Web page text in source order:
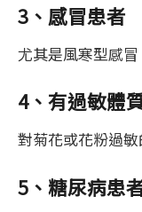
3、感冒患者
尤其是風寒型感冒
4、有過敏體
對菊花或花粉過
5、糖尿病患